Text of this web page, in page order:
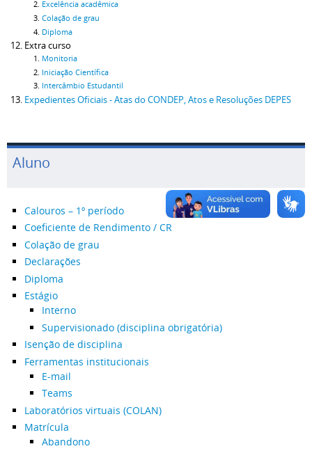
Excelência acadêmica
Colação de grau
Diploma
Extra curso
Monitoria
Iniciação Científica
Intercâmbio Estudantil
Expedientes Oficiais - Atas do CONDEP, Atos e Resoluções DEPES
Aluno
Calouros – 1º período
Coeficiente de Rendimento / CR
Colação de grau
Declarações
Diploma
Estágio
Interno
Supervisionado (disciplina obrigatória)
Isenção de disciplina
Ferramentas institucionais
E-mail
Teams
Laboratórios virtuais (COLAN)
Matrícula
Abandono